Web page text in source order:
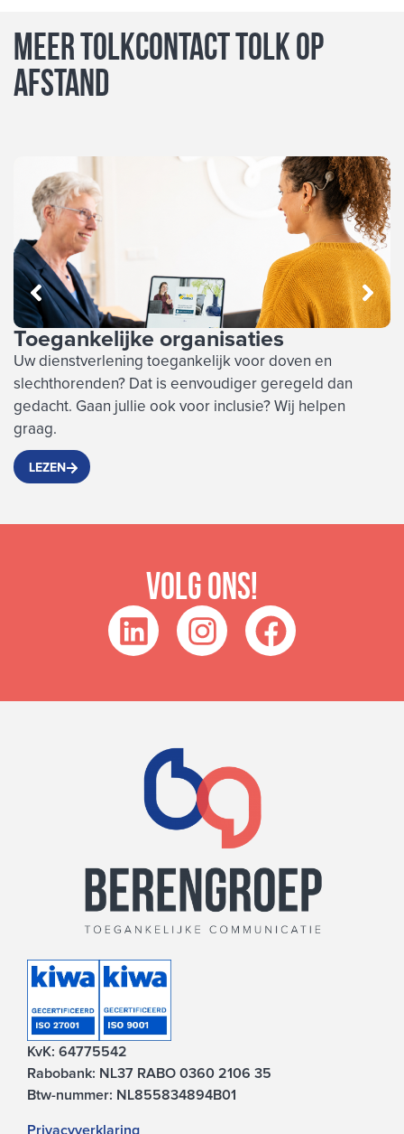
Meer Tolkcontact Tolk op
afstand
Toegankelijke organisaties
Uw dienstverlening toegankelijk voor doven en
slechthorenden? Dat is eenvoudiger geregeld dan
gedacht. Gaan jullie ook voor inclusie? Wij helpen
graag.
LEZEN
Volg ons!
KvK: 64775542
Rabobank: NL37 RABO 0360 2106 35
Btw-nummer: NL855834894B01
Privacyverklaring